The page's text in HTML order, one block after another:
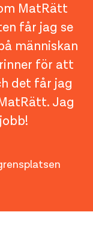
MatRätt
får jag se
människan
för att
det får jag
Jag